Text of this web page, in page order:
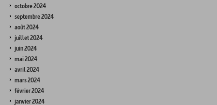
octobre 2024
septembre 2024
août 2024
juillet 2024
juin 2024
mai 2024
avril 2024
mars 2024
février 2024
janvier 2024